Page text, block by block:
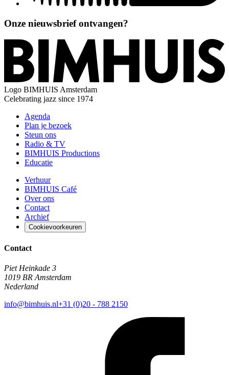
Onze nieuwsbrief ontvangen?
Logo BIMHUIS Amsterdam
Celebrating jazz since 1974
Agenda
Plan je bezoek
Steun ons
Radio & TV
BIMHUIS Productions
Educatie
Verhuur
BIMHUIS Café
Over ons
Contact
Archief
Cookievoorkeuren
Contact
Piet Heinkade 3
1019 BR Amsterdam
Nederland
info@bimhuis.nl+31 (0)20 - 788 2150